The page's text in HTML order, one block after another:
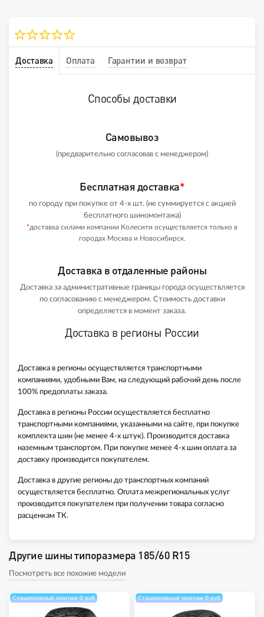
Доставка Оплата Гарантии и возврат
Способы доставки
Самовывоз
(предварительно согласовав с менеджером)
Бесплатная доставка*
по городу при покупке от 4-х шт. (не суммируется с акцией
бесплатного шиномонтажа)
*доставка силами компании Колесити осуществляется только в
городах Москва и Новосибирск.
Доставка в отдаленные районы
Доставка за административные границы города осуществляется
по согласованию с менеджером. Стоимость доставки
определяется в момент заказа.
Доставка в регионы России
Доставка в регионы осуществляется транспортными
компаниями, удобными Вам, на следующий рабочий день после
100% предоплаты заказа.
Доставка в регионы России осуществляется бесплатно
транспортными компаниями, указанными на сайте, при покупке
комплекта шин (не менее 4-х штук). Производится доставка
наземным транспортом. При покупке менее 4-х шин оплата за
доставку производится покупателем.
Доставка в другие регионы до транспортных компаний
осуществляется бесплатно. Оплата межрегиональных услуг
производится покупателем при получении товара согласно
расценкам ТК.
Другие шины типоразмера 185/60 R15
Посмотреть все похожие модели
Стационарный монтаж 0 руб Стационарный монтаж 0 руб